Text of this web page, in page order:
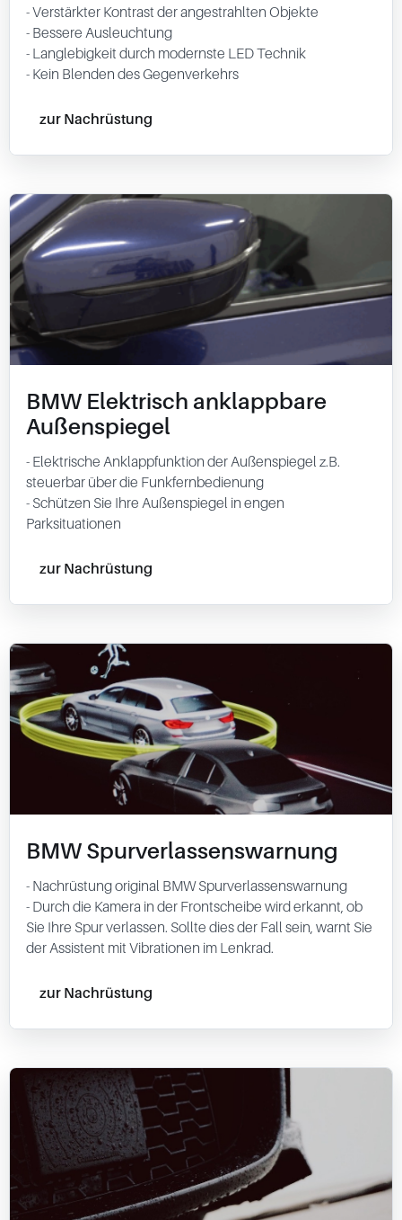
- Verstärkter Kontrast der angestrahlten Objekte
- Bessere Ausleuchtung
- Langlebigkeit durch modernste LED Technik
- Kein Blenden des Gegenverkehrs
zur Nachrüstung
BMW Elektrisch anklappbare
Außenspiegel
- Elektrische Anklappfunktion der Außenspiegel z.B.
steuerbar über die Funkfernbedienung
- Schützen Sie Ihre Außenspiegel in engen
Parksituationen
zur Nachrüstung
BMW Spurverlassenswarnung
- Nachrüstung original BMW Spurverlassenswarnung
- Durch die Kamera in der Frontscheibe wird erkannt, ob
Sie Ihre Spur verlassen. Sollte dies der Fall sein, warnt Sie
der Assistent mit Vibrationen im Lenkrad.
zur Nachrüstung